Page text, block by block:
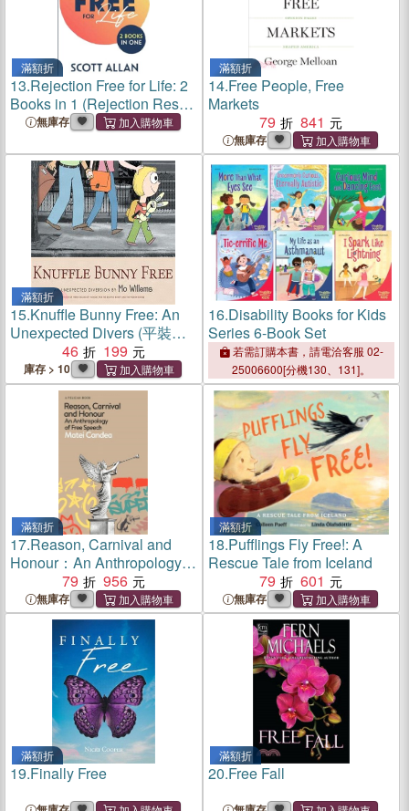
滿額折
13.Rejection Free for Life: 2
Books in 1 (Rejection Reset
and Rejection Free)
無庫存
滿額折
14.Free People, Free
Markets
79
841
無庫存
滿額折
15.Knuffle Bunny Free: An
Unexpected Divers (平裝本)
(英國版)46 199
庫存 > 10
16.Disability Books for Kids
Series 6-Book Set
若需訂購本書，請電洽客服 02-
25006600[分機130、131]。
滿額折
17.Reason, Carnival and
Honour：An Anthropology
of Free Speech
79 956
無庫存
滿額折
18.Pufflings Fly Free!: A
Rescue Tale from Iceland
79
601
無庫存
滿額折
19.Finally Free
滿額折
20.Free Fall